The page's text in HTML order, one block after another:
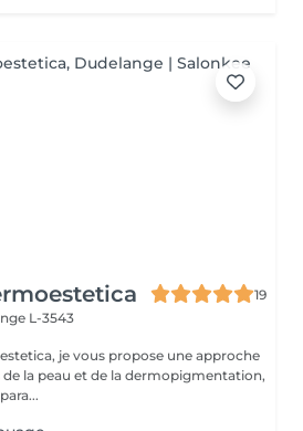
19
L-3543
je vous propose une approche
de la peau et de la dermopigmentation,